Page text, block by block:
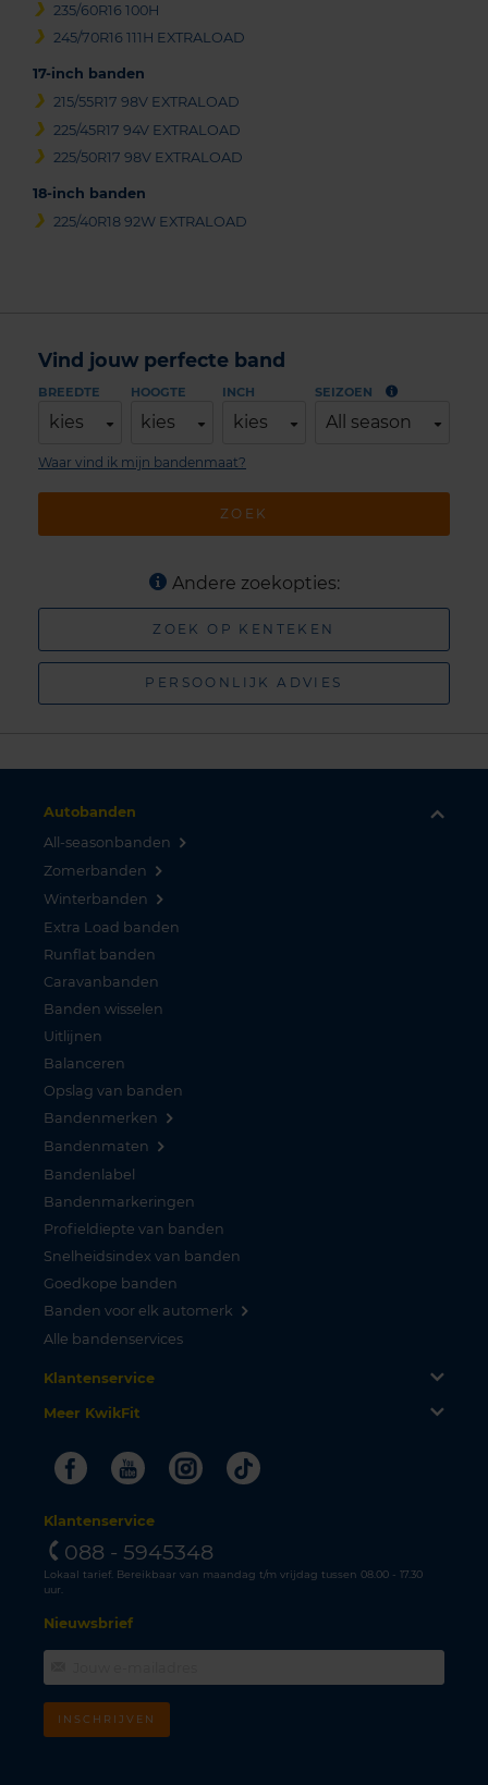
235/60R16 100H
245/70R16 111H EXTRALOAD
17-inch banden
215/55R17 98V EXTRALOAD
225/45R17 94V EXTRALOAD
225/50R17 98V EXTRALOAD
18-inch banden
225/40R18 92W EXTRALOAD
Vind jouw perfecte band
BREEDTE
kies
HOOGTE
kies
INCH
kies
SEIZOEN
All season
ZOEK
Waar vind ik mijn bandenmaat?
Andere zoekopties:
ZOEK OP KENTEKEN
PERSOONLIJK ADVIES
Autobanden
All-seasonbanden
Zomerbanden
Winterbanden
Extra Load banden
Runflat banden
Caravanbanden
Banden wisselen
Uitlijnen
Balanceren
Opslag van banden
Bandenmerken
Bandenmaten
Bandenlabel
Bandenmarkeringen
Profieldiepte van banden
Snelheidsindex van banden
Goedkope banden
Banden voor elk automerk
Alle bandenservices
Klantenservice
Meer KwikFit
FacebookYoutubeInstagram
Tiktok
Klantenservice
088 - 5945348
Lokaal tarief. Bereikbaar van maandag t/m vrijdag tussen 08.00 - 17.30
uur.
Nieuwsbrief
INSCHRIJVEN